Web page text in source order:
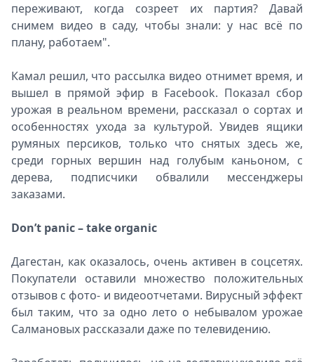
переживают, когда созреет их партия? Давай
снимем видео в саду, чтобы знали: у нас всё по
плану, работаем".
Камал решил, что рассылка видео отнимет время, и
вышел в прямой эфир в Facebook. Показал сбор
урожая в реальном времени, рассказал о сортах и
особенностях ухода за культурой. Увидев ящики
румяных персиков, только что снятых здесь же,
среди горных вершин над голубым каньоном, с
дерева, подписчики обвалили мессенджеры
заказами.
Don’t panic – take organic
Дагестан, как оказалось, очень активен в соцсетях.
Покупатели оставили множество положительных
отзывов с фото- и видеоотчетами. Вирусный эффект
был таким, что за одно лето о небывалом урожае
Салмановых рассказали даже по телевидению.